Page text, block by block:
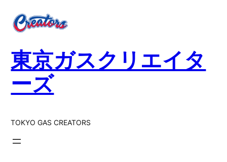
東京ガスクリエイタ
ーズ
TOKYO GAS CREATORS